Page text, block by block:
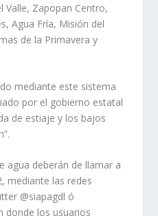
Valle, Zapopan Centro,
Agua Fría, Misión del
de la Primavera y
mediante este sistema
por el gobierno estatal
de estiaje y los bajos
agua deberán de llamar a
mediante las redes
@siapagdl ó
donde los usuarios